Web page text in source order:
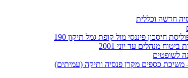
חדשה וכללית
חיסכון פיננסי מול קופת גמל תיקון 190
מנהלים עד יוני 2001
לשופטים
משיכת כספים מקרן פנסיה ותיקה (עמיתים)